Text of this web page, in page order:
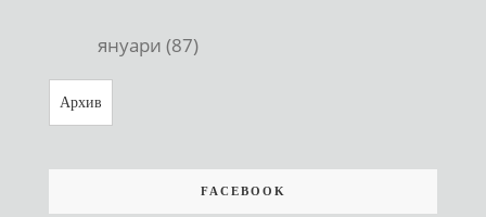
януари (87)
Архив
FACEBOOK